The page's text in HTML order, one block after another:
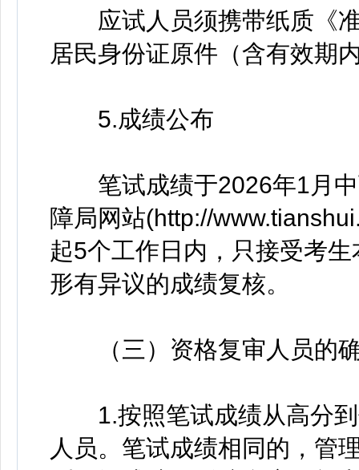
应试人员须携带纸质《准
居民身份证原件（含有效期
5.成绩公布
笔试成绩于2026年1月中
障局网站(http://
起5个工作日内，只接受考
形有异议的成绩复核。
（三）资格复审人员的
1.按照笔试成绩从高分到
人员。笔试成绩相同的，管